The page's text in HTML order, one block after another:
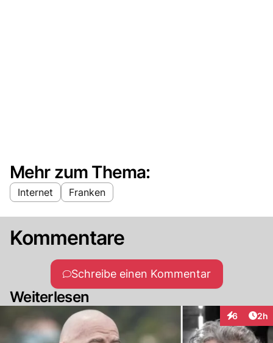
Mehr zum Thema:
Internet Franken
Kommentare
Schreibe einen Kommentar
Weiterlesen
6 2h